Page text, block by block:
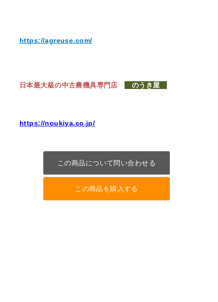
https://agreuse.com/
日本最大級の中古農機具専門店 のうき屋
https://noukiya.co.jp/
この商品について問い合わせる
この商品を購入する